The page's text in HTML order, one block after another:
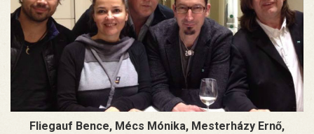
Fliegauf Bence, Mécs Mónika, Mesterházy Ernő,